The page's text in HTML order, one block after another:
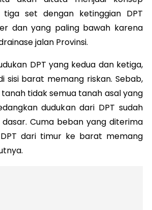
tiga set dengan ketinggian DPT
dan yang paling bawah karena
jalan Provinsi.
DPT yang kedua dan ketiga,
sisi barat memang riskan. Sebab,
tidak semua tanah asal yang
dudukan dari DPT sudah
Cuma beban yang diterima
dari timur ke barat memang